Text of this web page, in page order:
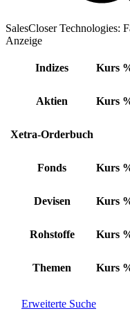
SalesCloser Technologies:
Anzeige
Indizes Kurs
Aktien Kurs
Xetra-Orderbuch
Fonds Kurs
Devisen Kurs
Rohstoffe Kurs
Themen Kurs
Erweiterte Suche